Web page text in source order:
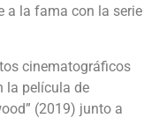
a la fama con la serie
cinematográficos
la película de
(2019) junto a